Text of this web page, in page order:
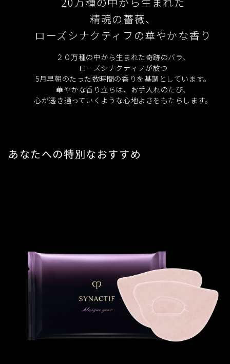
精魂の薔薇、
ローズシナクティフの華やかな香り
２０万種の中から生まれた奇跡のバラ、
ローズシナクティフが放つ
5月早朝のたった数時間の香りを基調としています。
華やかな香り立ちは、お手入れのたび、
心が透き通っていくような心地よさをもたらします。
あなたへの特別なおすすめ